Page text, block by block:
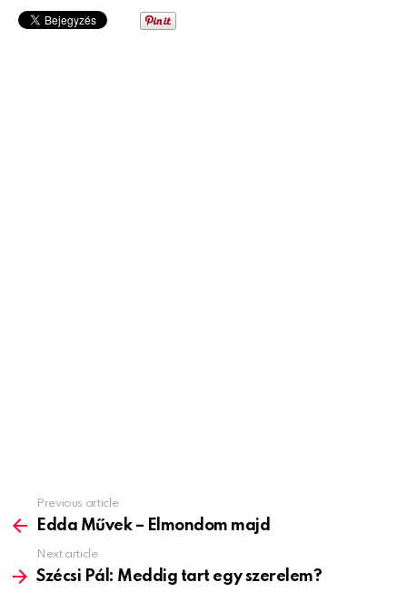
more
Previous article
Edda Művek – Elmondom majd
Next article
Szécsi Pál: Meddig tart egy szerelem?